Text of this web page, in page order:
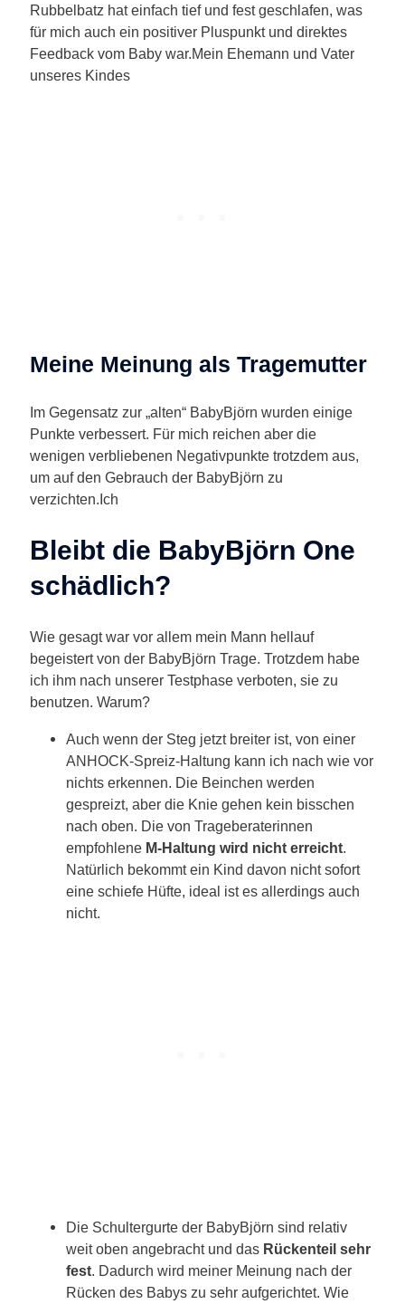
Rubbelbatz hat einfach tief und fest geschlafen, was
für mich auch ein positiver Pluspunkt und direktes
Feedback vom Baby war.Mein Ehemann und Vater
unseres Kindes
Meine Meinung als Tragemutter
Im Gegensatz zur „alten“ BabyBjörn wurden einige
Punkte verbessert. Für mich reichen aber die
wenigen verbliebenen Negativpunkte trotzdem aus,
um auf den Gebrauch der BabyBjörn zu
verzichten. Ich
Bleibt die BabyBjörn One
schädlich?
Wie gesagt war vor allem mein Mann hellauf
begeistert von der BabyBjörn Trage. Trotzdem habe
ich ihm nach unserer Testphase verboten, sie zu
benutzen. Warum?
Auch wenn der Steg jetzt breiter ist, von einer
ANHOCK-Spreiz-Haltung kann ich nach wie vor
nichts erkennen. Die Beinchen werden
gespreizt, aber die Knie gehen kein bisschen
nach oben. Die von Trageberaterinnen
empfohlene M-Haltung wird nicht erreicht
Natürlich bekommt ein Kind davon nicht sofort
eine schiefe Hüfte, ideal ist es allerdings auch
nicht.
Die Schultergurte der BabyBjörn sind relativ
weit oben angebracht und das Rückenteil sehr
fest. Dadurch wird meiner Meinung nach der
Rücken des Babys zu sehr aufgerichtet. Wie